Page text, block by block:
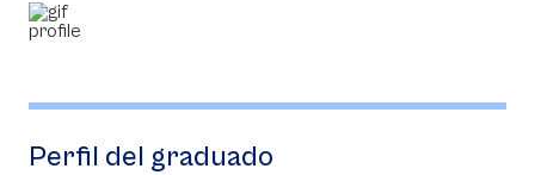
Perfil del graduado